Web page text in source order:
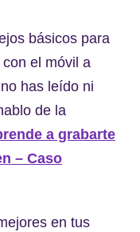
básicos para
el móvil a
has leído ni
de la
a grabarte
– Caso
en tus